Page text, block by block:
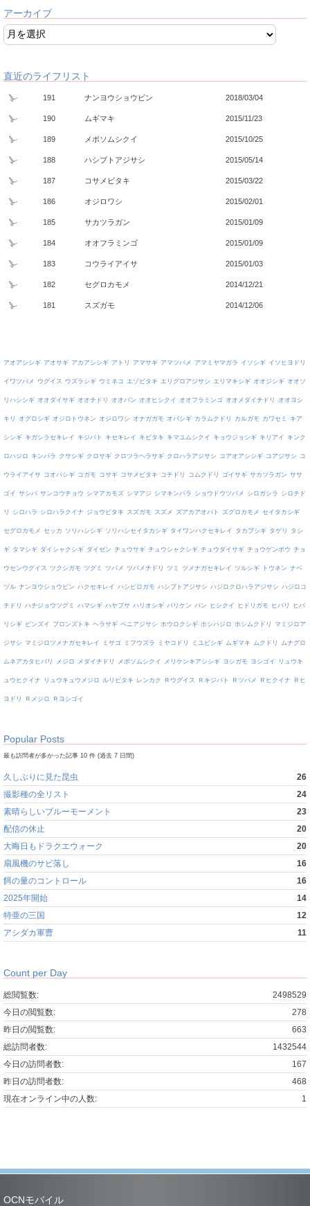
アーカイブ
直近のライフリスト
191 ナンヨウショウビン 2018/03/04
190 ムギマキ 2015/11/23
189 メボソムシクイ 2015/10/25
188 ハシブトアジサシ 2015/05/14
187 コサメビタキ 2015/03/22
186 オジロワシ 2015/02/01
185 サカツラガン 2015/01/09
184 オオフラミンゴ 2015/01/09
183 コウライアイサ 2015/01/03
182 セグロカモメ 2014/12/21
181 スズガモ 2014/12/06
アオアシシギ アオサギ アカアシシギ アトリ アマサギ アマツバメ アマミヤマガラ イソシギ イソヒヨドリ
イワツバメ ウグイス ウズラシギ ウミネコ エゾビタキ エリグロアジサシ エリマキシギ オオジシギ オオソ
リハシシギ オオダイサギ オオチドリ オオバン オオヒシクイ オオフラミンゴ オオメダイチドリ オオヨシ
キリ オグロシギ オジロトウネン オジロワシ オナガガモ オバシギ カラムクドリ カルガモ カワセミ キア
シシギ キガシラセキレイ キジバト キセキレイ キビタキ キマユムシクイ キョウジョシギ キリアイ キンク
ロハジロ キンパラ クサシギ クロサギ クロツラヘラサギ クロハラアジサシ コアオアシシギ コアジサシ コ
ウライアイサ コオバシギ コガモ コサギ コサメビタキ コチドリ コムクドリ ゴイサギ サカツラガン ササ
ゴイ サシバ サンコウチョウ シマアカモズ シマアジ シマキンパラ ショウドウツバメ シロガシラ シロチド
リ シロハラ シロハラクイナ ジョウビタキ スズガモ スズメ ズアカアオバト ズグロカモメ セイタカシギ
セグロカモメ セッカ ソリハシシギ ソリハシセイタカシギ タイワンハクセキレイ タカブシギ タゲリ タシ
ギ タマシギ ダイシャクシギ ダイゼン チュウサギ チュウシャクシギ チュウダイサギ チョウゲンボウ チョ
ウセンウグイス ツクシガモ ツグミ ツバメ ツバメチドリ ツミ ツメナガセキレイ ツルシギ トウネン ナベ
ヅル ナンヨウショウビン ハクセキレイ ハシビロガモ ハシブトアジサシ ハジロクロハラアジサシ ハジロコ
チドリ ハチジョウツグミ ハマシギ ハヤブサ ハリオシギ バリケン バン ヒシクイ ヒドリガモ ヒバリ ヒバ
リシギ ビンズイ ブロンズトキ ヘラサギ ベニアジサシ ホウロクシギ ホシハジロ ホシムクドリ マミジロア
ジサシ マミジロツメナガセキレイ ミサゴ ミフウズラ ミヤコドリ ミユビシギ ムギマキ ムクドリ ムナグロ
ムネアカタヒバリ メジロ メダイチドリ メボソムシクイ メリケンキアシシギ ヨシガモ ヨシゴイ リュウキ
ュウヒクイナ リュウキュウメジロ ルリビタキ レンカク Ｒウグイス Ｒキジバト Ｒツバメ Ｒヒクイナ Ｒヒ
ヨドリ Ｒメジロ Ｒヨシゴイ
Popular Posts
最も訪問者が多かった記事 10 件 (過去 7 日間)
久しぶりに見た昆虫
26
撮影種の全リスト
24
素晴らしいブルーモーメント
23
配信の休止
20
大晦日もドラクエウォーク
20
扇風機のサビ落し
16
餌の量のコントロール
16
2025年開始
14
特亜の三国
12
アシダカ軍曹
11
Count per Day
2498529
総閲覧数:
278
今日の閲覧数:
663
昨日の閲覧数:
1432544
総訪問者数:
167
今日の訪問者数:
468
昨日の訪問者数:
1
現在オンライン中の人数:
OCNモバイル